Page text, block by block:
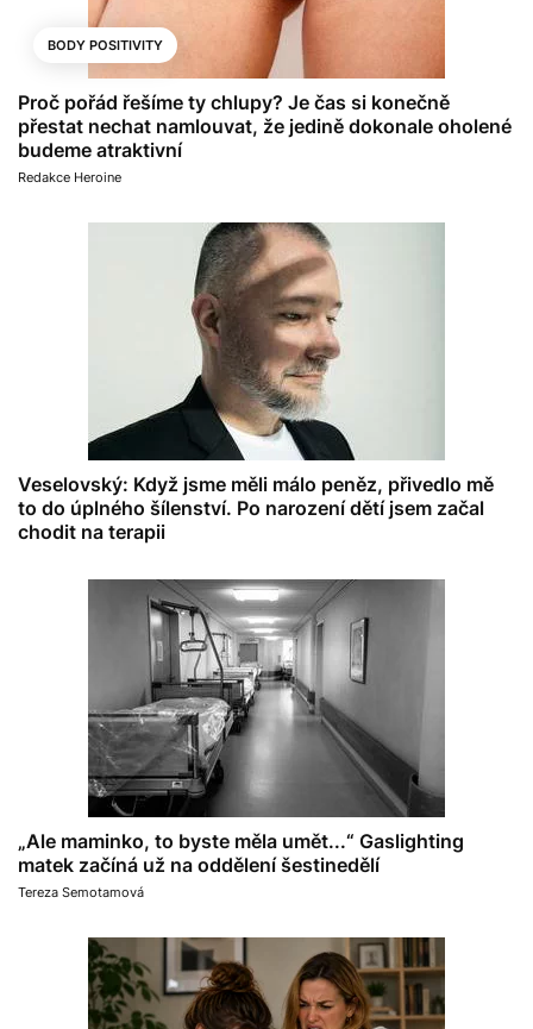
BODY POSITIVITY
Proč pořád řešíme ty chlupy? Je čas si konečně
přestat nechat namlouvat, že jedině dokonale oholené
budeme atraktivní
Redakce Heroine
Veselovský: Když jsme měli málo peněz, přivedlo mě
to do úplného šílenství. Po narození dětí jsem začal
chodit na terapii
„Ale maminko, to byste měla umět...“ Gaslighting
matek začíná už na oddělení šestinedělí
Tereza Semotamová